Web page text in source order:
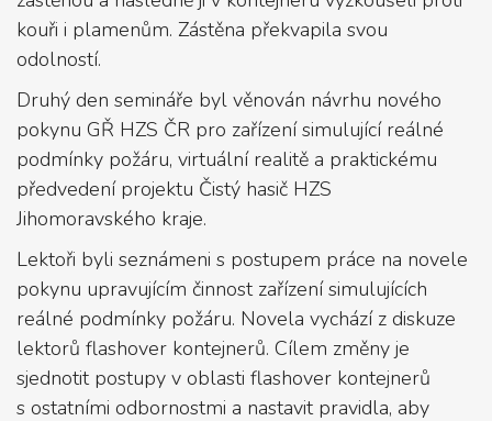
kouři i plamenům. Zástěna překvapila svou
odolností.
Druhý den semináře byl věnován návrhu nového
pokynu GŘ HZS ČR pro zařízení simulující reálné
podmínky požáru, virtuální realitě a praktickému
předvedení projektu Čistý hasič HZS
Jihomoravského kraje.
Lektoři byli seznámeni s postupem práce na novele
pokynu upravujícím činnost zařízení simulujících
reálné podmínky požáru. Novela vychází z diskuze
lektorů flashover kontejnerů. Cílem změny je
sjednotit postupy v oblasti flashover kontejnerů
s ostatními odbornostmi a nastavit pravidla, aby